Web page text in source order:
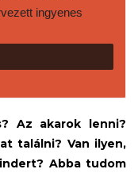
ingyenes
Az akarok lenni?
találni? Van ilyen,
Abba tudom